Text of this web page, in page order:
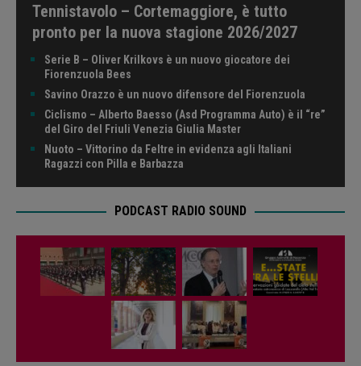
Tennistavolo – Cortemaggiore, è tutto
pronto per la nuova stagione 2026/2027
Serie B – Oliver Krilkovs è un nuovo giocatore dei
Fiorenzuola Bees
Savino Orazzo è un nuovo difensore del Fiorenzuola
Ciclismo – Alberto Baesso (Asd Programma Auto) è il “re”
del Giro del Friuli Venezia Giulia Master
Nuoto – Vittorino da Feltre in evidenza agli Italiani
Ragazzi con Pilla e Barbazza
PODCAST RADIO SOUND